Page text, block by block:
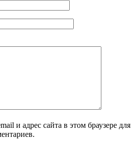
и адрес сайта в этом браузере для